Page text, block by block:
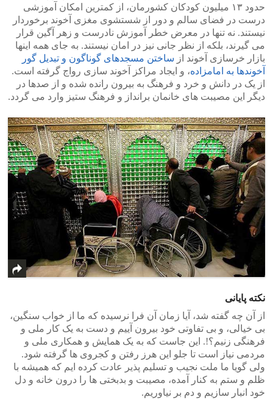
حدود ۱۳ میلیون کودکان کشورمان، از کمترین امکان آموزشی
درست در فضای سالم و دور از شستشوی مغزی آخوند برخوردار
نیستند. نه تنها در معرض خطر آموزش نادرست و زهر آگین قرار
می گیرند، بلکه از نظر جانی نیز در امان نیستند. به جای همه اینها
بازار خرسازی آخوند از ساختن مسجدهای گوناگون و تبدیل گور
آخوندها به امامزاده، و ایجاد مراکز آخوند سازی رواج گرفته است.
از یک در دانش و خرد و فرهنگ به بیرون رانده شده و از صدها در
دیگر این مصیبت های خانمان برانداز و فرهنگ ستیز وارد می گردد.
نکته پایانی
از آن چه گفته شد، آیا زمان آن فرا نرسیده که ما از خواب سنگین،
بی خیالی، و بی تفاوتی خود بیرون آییم و دست به یک کار ملی و
فرهنگی زنیم؟!. این جاست که به یک همایش و همکاری ملی و
مردمی نیاز است تا جلو این هرز رفتن و کجروی ها گرفته شود.
ولی گویا ما ملت نجیب و تسلیم پذیر عادت کرده ایم که همیشه با
ظلم و ستم به کنار آمده، مصیبت و بدبختی ها را درون خانه و دل
خود انبار سازیم و دم بر نیاوریم.